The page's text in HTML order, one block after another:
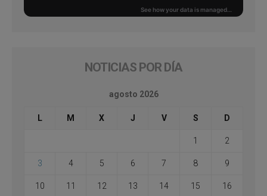
NOTICIAS POR DÍA
agosto 2026
L M X J V S D
1 2
3 4 5 6 7 8 9
10 11 12 13 14 15 16